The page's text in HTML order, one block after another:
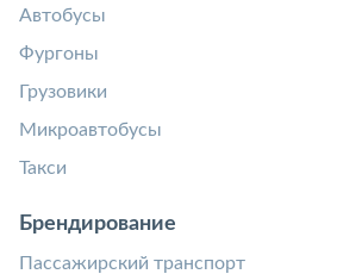
Автобусы
Фургоны
Грузовики
Микроавтобусы
Такси
Брендирование
Пассажирский транспорт